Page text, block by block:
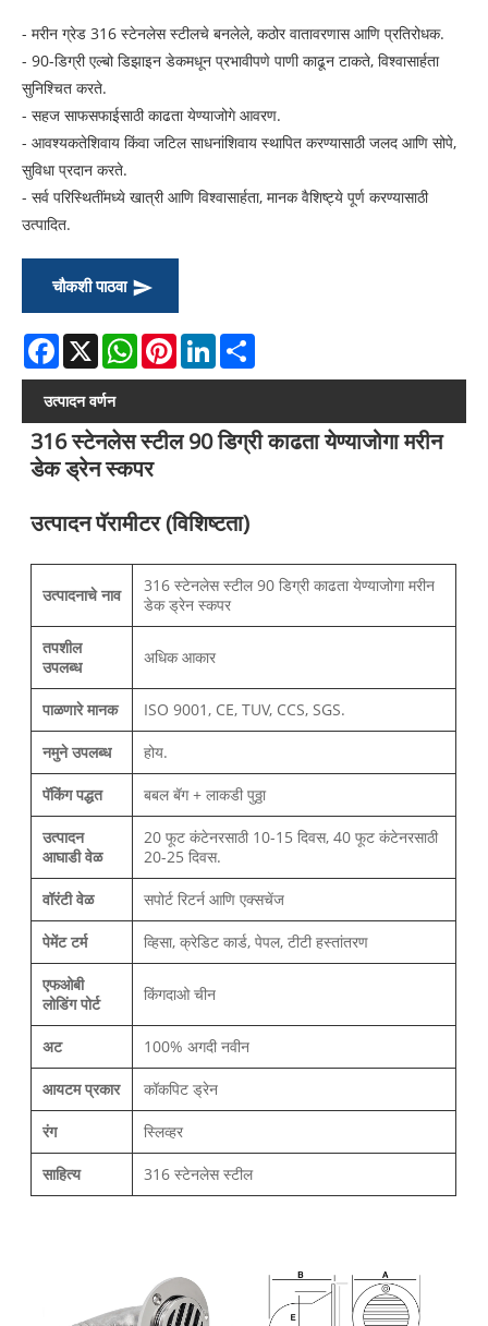
- मरीन ग्रेड 316 स्टेनलेस स्टीलचे बनलेले, कठोर वातावरणास आणि प्रतिरोधक.
- 90-डिग्री एल्बो डिझाइन डेकमधून प्रभावीपणे पाणी काढून टाकते, विश्वासार्हता
सुनिश्चित करते.
- सहज साफसफाईसाठी काढता येण्याजोगे आवरण.
- आवश्यकतेशिवाय किंवा जटिल साधनांशिवाय स्थापित करण्यासाठी जलद आणि सोपे,
सुविधा प्रदान करते.
- सर्व परिस्थितींमध्ये खात्री आणि विश्वासार्हता, मानक वैशिष्ट्ये पूर्ण करण्यासाठी
उत्पादित.
चौकशी पाठवा
Facebook
X WhatsAppPinterestLinkedIn
उत्पादन वर्णन
316 स्टेनलेस स्टील 90 डिग्री काढता येण्याजोगा मरीन
डेक ड्रेन स्कपर
उत्पादन पॅरामीटर (विशिष्टता)
उत्पादनाचे नाव
316 स्टेनलेस स्टील 90 डिग्री काढता येण्याजोगा मरीन
डेक ड्रेन स्कपर
तपशील
उपलब्ध
अधिक आकार
पाळणारे मानक ISO 9001, CE, TUV, CCS, SGS.
नमुने उपलब्ध होय.
पॅकिंग पद्धत बबल बॅग + लाकडी पुठ्ठा
उत्पादन
आघाडी वेळ
20 फूट कंटेनरसाठी 10-15 दिवस, 40 फूट कंटेनरसाठी
20-25 दिवस.
वॉरंटी वेळ सपोर्ट रिटर्न आणि एक्सचेंज
पेमेंट टर्म व्हिसा, क्रेडिट कार्ड, पेपल, टीटी हस्तांतरण
एफओबी
लोडिंग पोर्ट
किंगदाओ चीन
अट 100% अगदी नवीन
आयटम प्रकार कॉकपिट ड्रेन
रंग स्लिव्हर
साहित्य 316 स्टेनलेस स्टील